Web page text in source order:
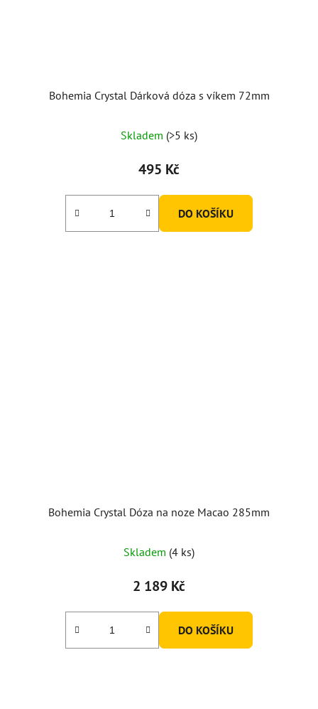
Bohemia Crystal Dárková dóza s víkem 72mm
Skladem (>5 ks)
495 Kč
DO KOŠÍKU
Bohemia Crystal Dóza na noze Macao 285mm
Skladem (4 ks)
2 189 Kč
DO KOŠÍKU